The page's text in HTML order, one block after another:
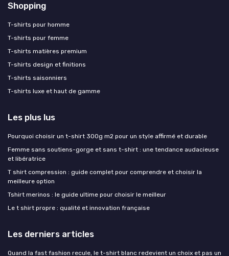
Shopping
T-shirts pour homme
T-shirts pour femme
T-shirts matières premium
T-shirts design et finitions
T-shirts saisonniers
T-shirts luxe et haut de gamme
Les plus lus
Pourquoi choisir un t-shirt 300g m2 pour un style affirmé et durable
Femme sans soutiens-gorge et sans t-shirt : une tendance audacieuse
et libératrice
T shirt compression : guide complet pour comprendre et choisir la
meilleure option
Tshirt merinos : le guide ultime pour choisir le meilleur
Le t shirt propre : qualité et innovation française
Les derniers articles
Quand la fast fashion recule, le t-shirt blanc redevient un choix et pas un